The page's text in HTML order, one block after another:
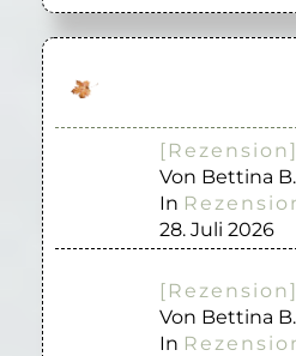
Von Bettina B.
In
28. Juli 2026
Von Bettina B.
In